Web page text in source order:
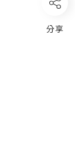
分享